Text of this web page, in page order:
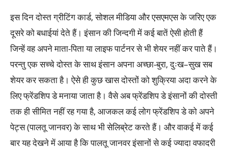
इस दिन दोस्त ग्रीटिंग कार्ड, सोशल मीडिया और एसएमएस के जरिए एक
दूसरे को बधाईयां देते हैं। इंसान की जिन्दगी में कई बातें ऐसी होती हैं
जिन्हें वह अपने माता-पिता या लाइफ पार्टनर से भी शेयर नहीं कर पाते हैं।
परन्तु एक सच्चे दोस्त के साथ इंसान अपना अच्छा-बुरा, दुःख–सुख सब
शेयर कर सकता है। ऐसे ही कुछ खास दोस्तों को शुक्रिया अदा करने के
लिए फ्रेंडशिप डे मनाया जाता है। वैसे अब फ्रेंडशिप डे इंसानों की दोस्ती
तक ही सीमित नहीं रह गया है, आजकल कई लोग फ्रेंडशिप डे को अपने
पेट्स (पालतू जानवर) के साथ भी सेलिब्रेट करते हैं। और वाकई में कई
बार यह देखने में आया है कि पालतू जानवर इंसानों से कई ज्यादा वफादरी